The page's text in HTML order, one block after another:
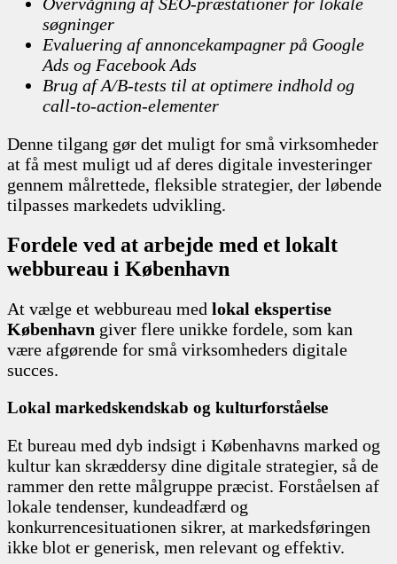
søgninger
Evaluering af annoncekampagner på Google
Ads og Facebook Ads
Brug af A/B-tests til at optimere indhold og
call-to-action-elementer
Denne tilgang gør det muligt for små virksomheder
at få mest muligt ud af deres digitale investeringer
gennem målrettede, fleksible strategier, der løbende
tilpasses markedets udvikling.
Fordele ved at arbejde med et lokalt
webbureau i København
At vælge et webbureau med lokal ekspertise
København giver flere unikke fordele, som kan
være afgørende for små virksomheders digitale
succes.
Lokal markedskendskab og kulturforståelse
Et bureau med dyb indsigt i Københavns marked og
kultur kan skræddersy dine digitale strategier, så de
rammer den rette målgruppe præcist. Forståelsen af
lokale tendenser, kundeadfærd og
konkurrencesituationen sikrer, at markedsføringen
ikke blot er generisk, men relevant og effektiv.